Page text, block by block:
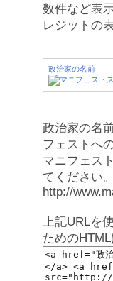
数件など表
レジットの
政治家の名前
政治家の名
フェストへ
マニフェス
てください。
http://
上記URLを
ためのHTML